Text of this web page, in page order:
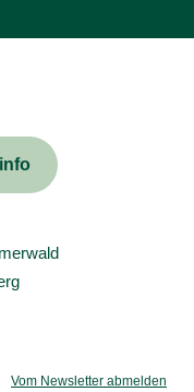
Vom Newsletter abmelden